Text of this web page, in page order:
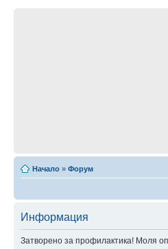
Начало » Форум
Информация
Затворено за профилактика! Моля